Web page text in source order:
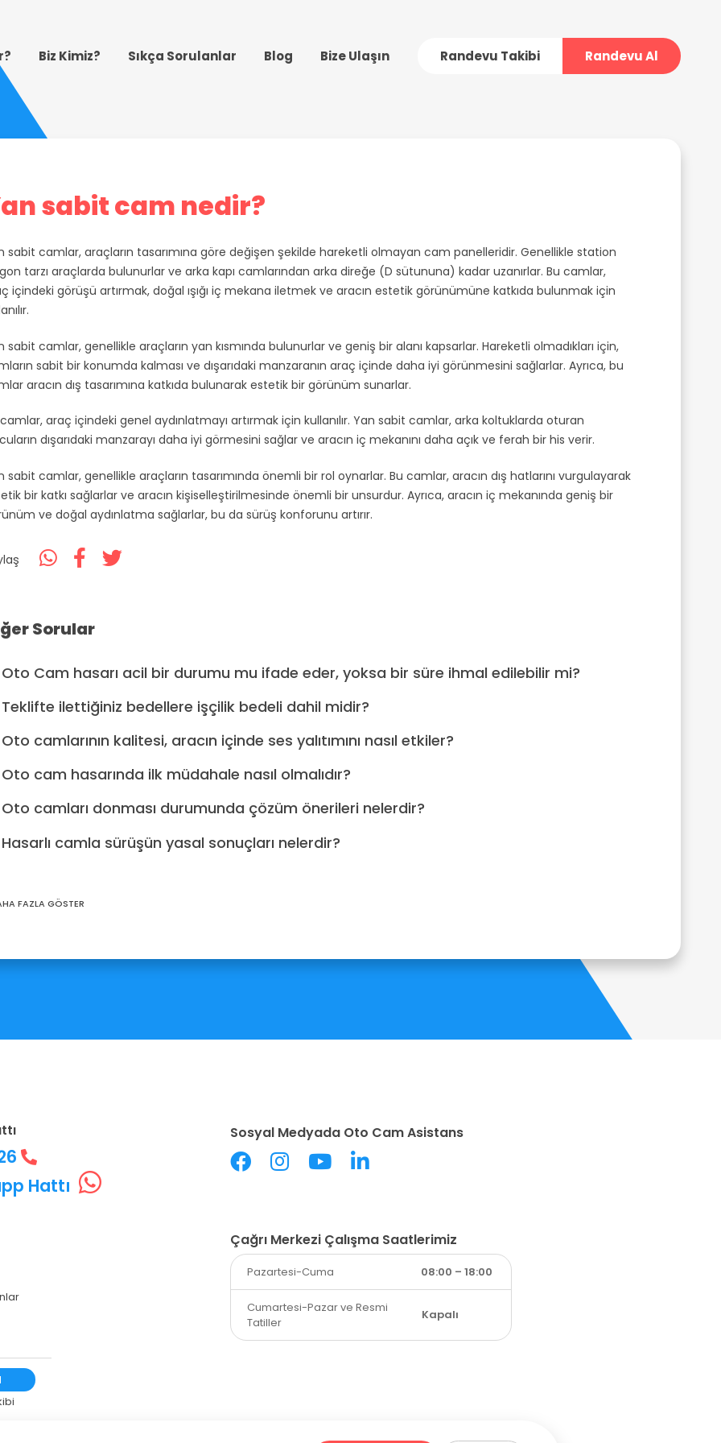
Biz Kimiz? Sıkça Sorulanlar Blog Bize Ulaşın Randevu Takibi Randevu Al
sabit cam nedir?
sabit camlar, araçların tasarımına göre değişen şekilde hareketli olmayan cam panelleridir. Genellikle station
tarzı araçlarda bulunurlar ve arka kapı camlarından arka direğe (D sütununa) kadar uzanırlar. Bu camlar,
içindeki görüşü artırmak, doğal ışığı iç mekana iletmek ve aracın estetik görünümüne katkıda bulunmak için
sabit camlar, genellikle araçların yan kısmında bulunurlar ve geniş bir alanı kapsarlar. Hareketli olmadıkları için,
sabit bir konumda kalması ve dışarıdaki manzaranın araç içinde daha iyi görünmesini sağlarlar. Ayrıca, bu
aracın dış tasarımına katkıda bulunarak estetik bir görünüm sunarlar.
araç içindeki genel aydınlatmayı artırmak için kullanılır. Yan sabit camlar, arka koltuklarda oturan
dışarıdaki manzarayı daha iyi görmesini sağlar ve aracın iç mekanını daha açık ve ferah bir his verir.
sabit camlar, genellikle araçların tasarımında önemli bir rol oynarlar. Bu camlar, aracın dış hatlarını vurgulayarak
bir katkı sağlarlar ve aracın kişiselleştirilmesinde önemli bir unsurdur. Ayrıca, aracın iç mekanında geniş bir
ve doğal aydınlatma sağlarlar, bu da sürüş konforunu artırır.
Sorular
Oto Cam hasarı acil bir durumu mu ifade eder, yoksa bir süre ihmal edilebilir mi?
Teklifte ilettiğiniz bedellere işçilik bedeli dahil midir?
Oto camlarının kalitesi, aracın içinde ses yalıtımını nasıl etkiler?
Oto cam hasarında ilk müdahale nasıl olmalıdır?
Oto camları donması durumunda çözüm önerileri nelerdir?
Hasarlı camla sürüşün yasal sonuçları nelerdir?
FAZLA GÖSTER
Hattı
Sosyal Medyada Oto Cam Asistans
Çağrı Merkezi Çalışma Saatlerimiz
Pazartesi-Cuma 08:00 – 18:00
Cumartesi-Pazar ve Resmi
Tatiller
Kapalı